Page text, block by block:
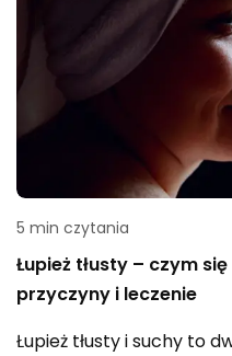
5 min czytania
Łupież tłusty – czym
przyczyny i leczenie
Łupież tłusty i suchy to